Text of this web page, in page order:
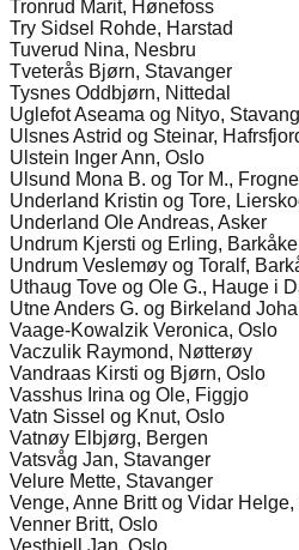
Tronrud Marit, Hønefoss
Try Sidsel Rohde, Harstad
Tuverud Nina, Nesbru
Tveterås Bjørn, Stavanger
Tysnes Oddbjørn, Nittedal
Uglefot Aseama og Nityo,
Ulsnes Astrid og Steinar,
Ulstein Inger Ann, Oslo
Ulsund Mona B. og Tor M.,
Underland Kristin og Tore,
Underland Ole Andreas, Asker
Undrum Kjersti og Erling,
Undrum Veslemøy og Toralf,
Uthaug Tove og Ole G., Hauge i
Utne Anders G. og Birkeland
Vaage-Kowalzik Veronica, Oslo
Vaczulik Raymond, Nøtterøy
Vandraas Kirsti og Bjørn, Oslo
Vasshus Irina og Ole, Figgjo
Vatn Sissel og Knut, Oslo
Vatnøy Elbjørg, Bergen
Vatsvåg Jan, Stavanger
Velure Mette, Stavanger
Venge, Anne Britt og Vidar
Venner Britt, Oslo